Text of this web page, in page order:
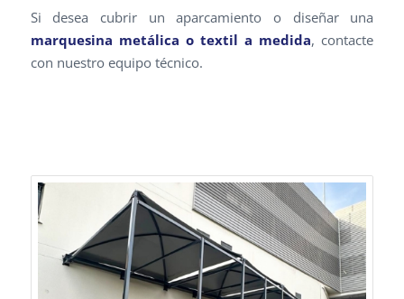
Si desea cubrir un aparcamiento o diseñar una
marquesina metálica o textil a medida, contacte
con nuestro equipo técnico.